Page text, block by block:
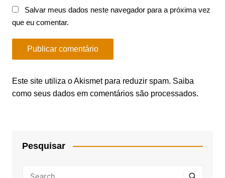
Salvar meus dados neste navegador para a próxima vez
que eu comentar.
Este site utiliza o Akismet para reduzir spam. Saiba
como seus dados em comentários são processados.
Pesquisar